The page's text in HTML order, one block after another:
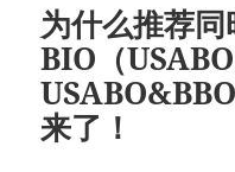
为什么推荐
BIO（
来了！